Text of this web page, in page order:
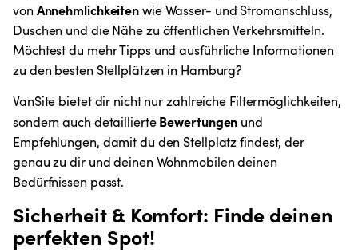
von Annehmlichkeiten wie Wasser- und Stromanschluss,
Duschen und die Nähe zu öffentlichen Verkehrsmitteln.
Möchtest du mehr Tipps und ausführliche Informationen
zu den besten Stellplätzen in Hamburg?
VanSite bietet dir nicht nur zahlreiche Filtermöglichkeiten,
sondern auch detaillierte Bewertungen und
Empfehlungen, damit du den Stellplatz findest, der
genau zu dir und deinen Wohnmobilen deinen
Bedürfnissen passt.
Sicherheit & Komfort: Finde deinen
perfekten Spot!